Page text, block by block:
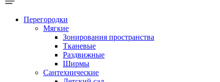
Перегородки
Мягкие
Зонирования пространства
Тканевые
Раздвижные
Ширмы
Сантехнические